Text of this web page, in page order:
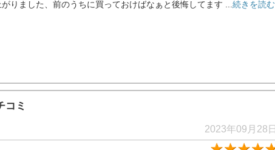
りました、前のうちに買っておけばなぁと後悔してます ... 続きを読む
コミ
2023年09月28日